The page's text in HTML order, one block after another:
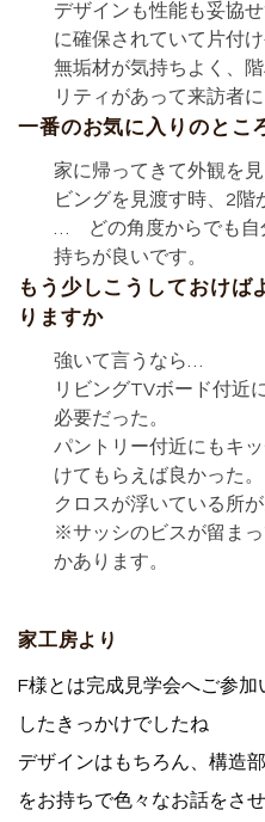
デザインも性能も妥協
に確保されていて片付け
無垢材が気持ちよく、
リティがあって来訪者
一番のお気に入りのとこ
家に帰ってきて外観を
ビングを見渡す時、2階
… どの角度からでも自
持ちが良いです。
もう少しこうしておけば
りますか
強いて言うなら…
リビングTVボード付近
必要だった。
パントリー付近にもキ
けてもらえば良かった。
クロスが浮いている所が
※サッシのビスが留ま
かあります。
家工房より
F様とは完成見学会へご参
したきっかけでしたね
デザインはもちろん、構造
をお持ちで色々なお話をさ